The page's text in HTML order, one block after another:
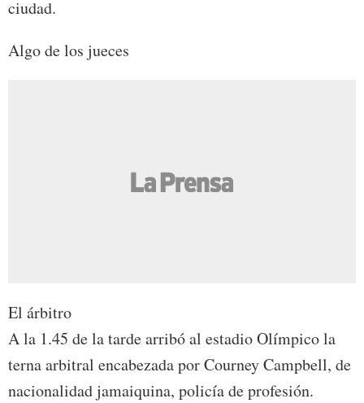
ciudad.
Algo de los jueces
El árbitro
A la 1.45 de la tarde arribó al estadio Olímpico la
terna arbitral encabezada por Courney Campbell, de
nacionalidad jamaiquina, policía de profesión.